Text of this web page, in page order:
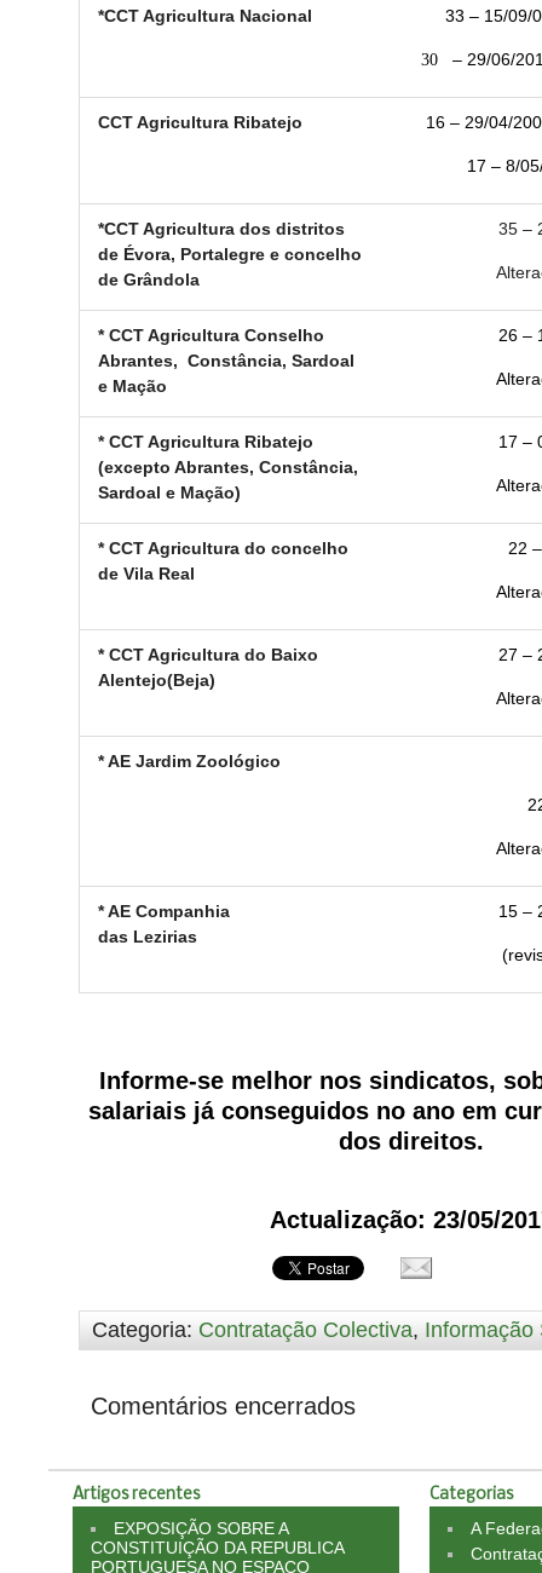
*CCT Agricultura Nacional 33 – 15/09/
30– 29/06/
CCT Agricultura Ribatejo 16 – 29/04/
17 – 8/
*CCT Agricultura dos distritos
de Évora, Portalegre e concelho
de Grândola
35 –
* CCT Agricultura Conselho
Abrantes, Constância, Sardoal
e Mação
26 –
* CCT Agricultura Ribatejo
(excepto Abrantes, Constância,
Sardoal e Mação)
17 –
* CCT Agricultura do concelho
de Vila Real
22
* CCT Agricultura do Baixo
Alentejo(Beja)
27 –
* AE Jardim Zoológico
* AE Companhia
das Lezirias
15 –
Informe-se melhor nos sindicatos,
salariais já conseguidos no ano em
dos direitos.
Actualização: 23/05/
Categoria: Contratação Colectiva, Informação
Comentários encerrados
Artigos recentes
EXPOSIÇÃO SOBRE A
CONSTITUIÇÃO DA REPUBLICA
PORTUGUESA NO ESPAÇO
Categorias
A